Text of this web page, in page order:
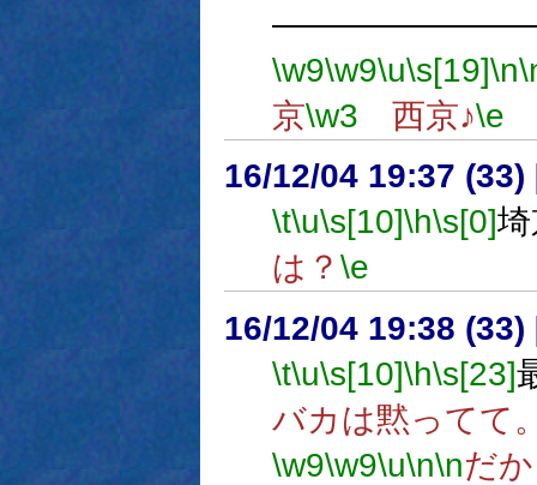
\w9\w9\u\s[19]\n
京\w3 西京♪\e
16/12/04 19:37 (33)
\t\u\s[10]\h\s[0]
は？ \e
16/12/04 19:38 (33)
\t\u\s[10]\h\s[23]
バカは黙ってて
\w9\w9\u\n\nだ